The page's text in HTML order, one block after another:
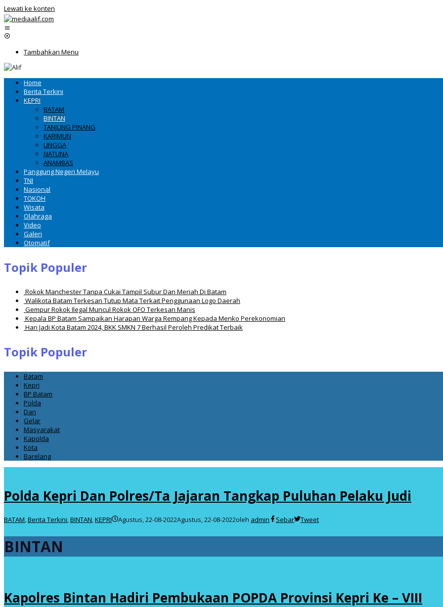
Lewati ke konten
Tambahkan Menu
Home
Berita Terkini
KEPRI
BATAM
BINTAN
TANJUNG PINANG
KARIMUN
LINGGA
NATUNA
ANAMBAS
Panggung Negeri Melayu
TNI
Nasional
TOKOH
Wisata
Olahraga
Video
Galeri
Otomatif
Topik Populer
Rokok Manchester Tanpa Cukai Tampil Subur Dan Meriah Di Batam
Walikota Batam Terkesan Tutup Mata Terkait Penggunaan Logo Daerah
Gempur Rokok Ilegal Muncul Rokok OFO Terkesan Manis
Kepala BP Batam Sampaikan Harapan Warga Rempang Kepada Menko Perekonomian
Hari Jadi Kota Batam 2024, BKK SMKN 7 Berhasil Peroleh Predikat Terbaik
Topik Populer
Batam
Kepri
BP Batam
Polda
Dan
Gelar
Masyarakat
Kapolda
Kota
Barelang
Polda Kepri Dan Polres/Ta Jajaran Tangkap Puluhan Pelaku Judi
BATAM,Berita Terkini,BINTAN,KEPRI Agustus, 22-08-2022Agustus, 22-08-2022oleh admin Sebar Tweet
BINTAN
Kapolres Bintan Hadiri Pembukaan POPDA Provinsi Kepri Ke – VIII